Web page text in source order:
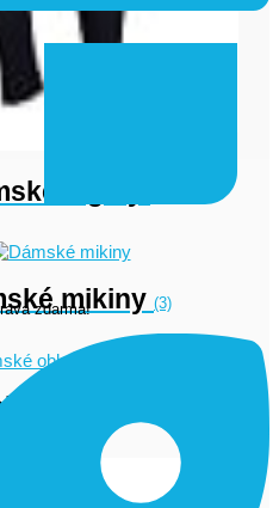
legíny
mikiny (3)
výprodej
zdarma!